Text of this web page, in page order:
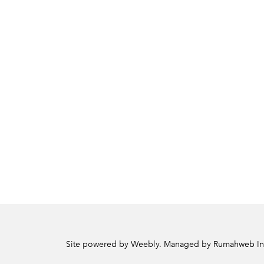
Site powered by Weebly. Managed by Rumahweb